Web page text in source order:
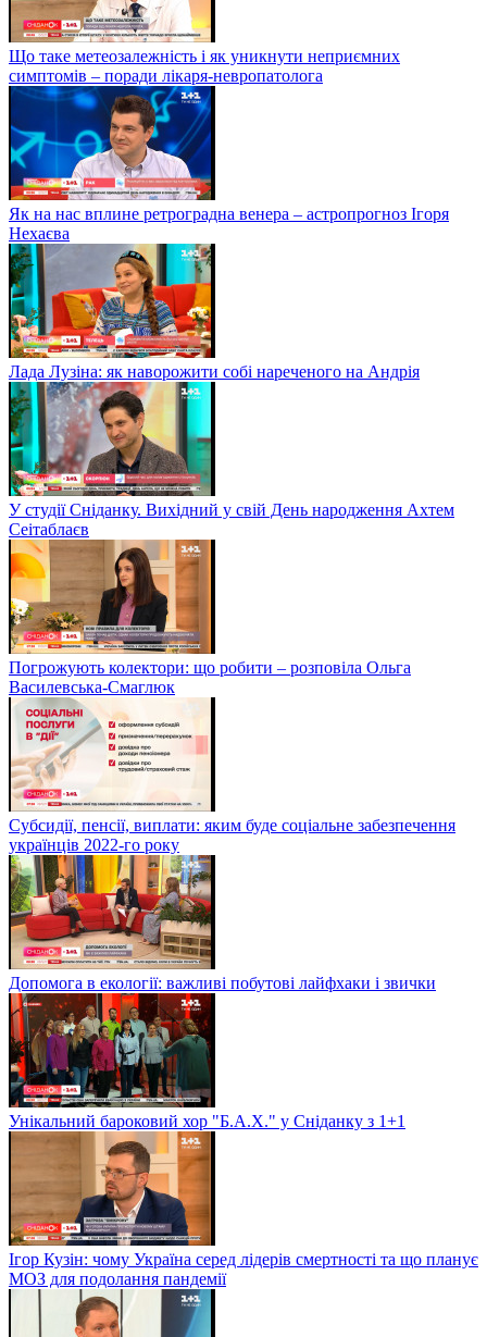
Що таке метеозалежність і як уникнути неприємних
симптомів – поради лікаря-невропатолога
Як на нас вплине ретроградна венера – астропрогноз Ігоря
Нехаєва
Лада Лузіна: як наворожити собі нареченого на Андрія
У студії Сніданку. Вихідний у свій День народження Ахтем
Сеітаблаєв
Погрожують колектори: що робити – розповіла Ольга
Василевська-Смаглюк
Субсидії, пенсії, виплати: яким буде соціальне забезпечення
українців 2022-го року
Допомога в екології: важливі побутові лайфхаки і звички
Унікальний бароковий хор "Б.А.Х." у Сніданку з 1+1
Ігор Кузін: чому Україна серед лідерів смертності та що планує
МОЗ для подолання пандемії